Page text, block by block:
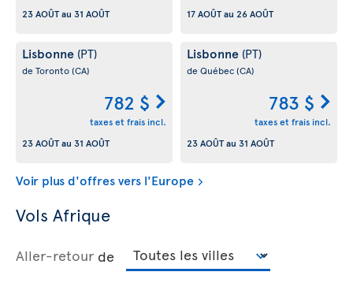
23 AOÛTau 31 AOÛT
17 AOÛTau 26 AOÛT
Lisbonne (PT)
de Toronto(CA)
782 $
taxes et frais incl.
23 AOÛTau 31 AOÛT
Lisbonne (PT)
de Québec(CA)
783 $
taxes et frais incl.
23 AOÛTau 31 AOÛT
Voir plus d'offres vers l'Europe
Vols Afrique
Aller-retour de